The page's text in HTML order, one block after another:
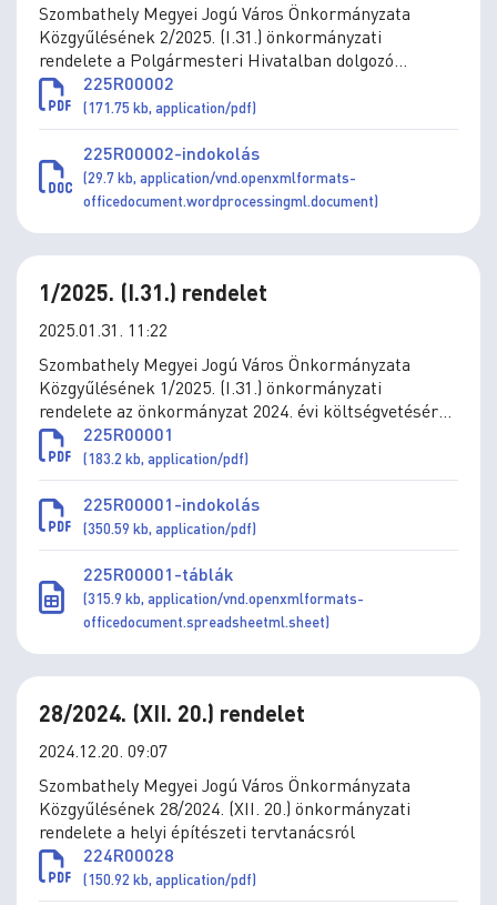
Szombathely Megyei Jogú Város Önkormányzata
Közgyűlésének 2/2025. (I.31.) önkormányzati
rendelete a Polgármesteri Hivatalban dolgozó
köztisztviselők közszolgálati jogviszonyának egyes
kérdéseiről szóló 2/2020. (II.5.) önkormányzati
rendelet módosításáról
225R00002
(171.75 kb, application/pdf)
225R00002-indokolás
(29.7 kb, application/vnd.openxmlformats-
officedocument.wordprocessingml.document)
1/2025. (I.31.) rendelet
2025.01.31. 11:22
Szombathely Megyei Jogú Város Önkormányzata
Közgyűlésének 1/2025. (I.31.) önkormányzati
rendelete az önkormányzat 2024. évi költségvetéséről
szóló 8/2024. (III.5.) önkormányzati rendelet
módosításáról
225R00001
(183.2 kb, application/pdf)
225R00001-indokolás
(350.59 kb, application/pdf)
225R00001-táblák
(315.9 kb, application/vnd.openxmlformats-
officedocument.spreadsheetml.sheet)
28/2024. (XII. 20.) rendelet
2024.12.20. 09:07
Szombathely Megyei Jogú Város Önkormányzata
Közgyűlésének 28/2024. (XII. 20.) önkormányzati
rendelete a helyi építészeti tervtanácsról
224R00028
(150.92 kb, application/pdf)